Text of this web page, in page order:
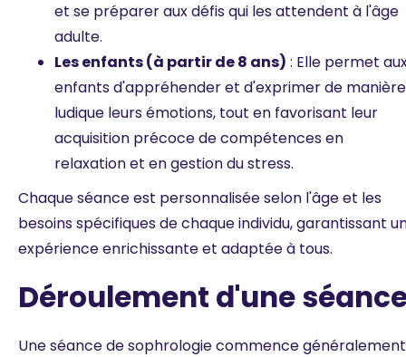
et se préparer aux défis qui les attendent à l'âge
adulte.
Les enfants (à partir de 8 ans) : Elle permet
enfants d'appréhender et d'exprimer de manière
ludique leurs émotions, tout en favorisant leur
acquisition précoce de compétences en
relaxation et en gestion du stress.
Chaque séance est personnalisée selon l'âge et les
besoins spécifiques de chaque individu, garantissant
expérience enrichissante et adaptée à tous.
Déroulement d'une
Une séance de sophrologie commence généralement